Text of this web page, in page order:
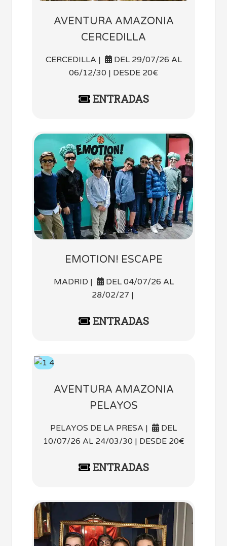
AVENTURA AMAZONIA
CERCEDILLA
CERCEDILLA |
DEL 29/07/26 AL
06/12/30 | DESDE 20€
ENTRADAS
EMOTION! ESCAPE
MADRID |
DEL 04/07/26 AL
28/02/27 |
ENTRADAS
AVENTURA AMAZONIA
PELAYOS
PELAYOS DE LA PRESA |
DEL
10/07/26 AL 24/03/30 | DESDE 20€
ENTRADAS